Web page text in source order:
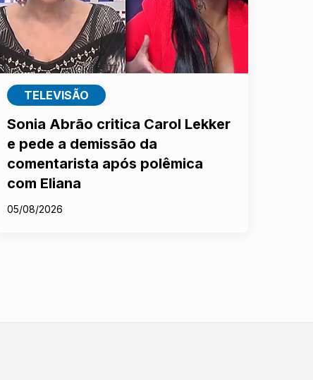
TELEVISÃO
Sonia Abrão critica Carol Lekker
e pede a demissão da
comentarista após polêmica
com Eliana
05/08/2026